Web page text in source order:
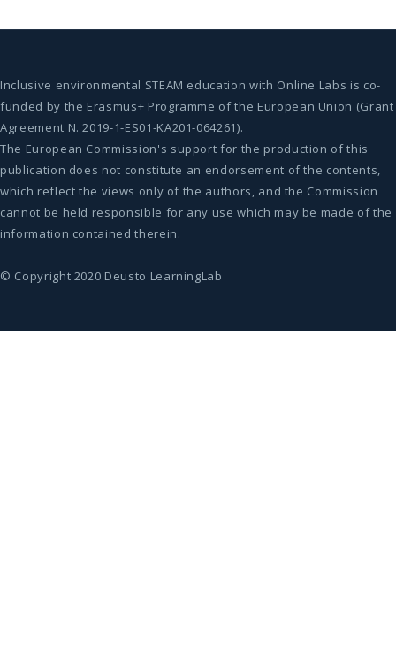
Inclusive environmental STEAM education with Online Labs is co-
funded by the Erasmus+ Programme of the European Union (Grant
Agreement N. 2019-1-ES01-KA201-064261).
The European Commission's support for the production of this
publication does not constitute an endorsement of the contents,
which reflect the views only of the authors, and the Commission
cannot be held responsible for any use which may be made of the
information contained therein.
© Copyright 2020 Deusto LearningLab